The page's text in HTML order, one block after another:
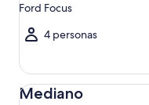
Ford Focus
4 personas
Mediano
Mediano Toyota Corolla